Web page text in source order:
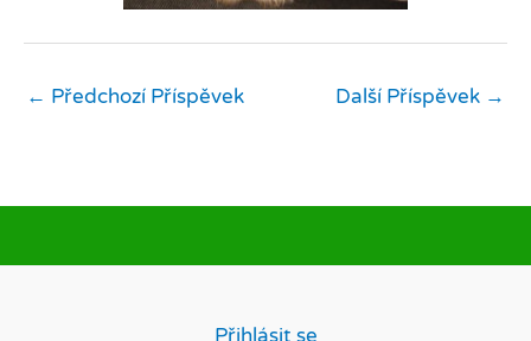
← Předchozí Příspěvek Další Příspěvek →
Přihlásit se